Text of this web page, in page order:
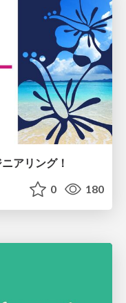
アリング！
0 180